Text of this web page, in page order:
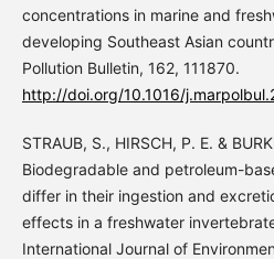
concentrations in marine and
developing Southeast Asian
Pollution Bulletin, 162, 111870.
http://doi.org/10.1016/
STRAUB, S., HIRSCH, P. E. &
Biodegradable and petroleum-
differ in their ingestion and
effects in a freshwater
International Journal of